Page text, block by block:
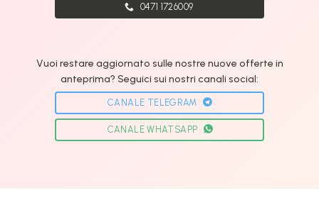
0471 1726009
Vuoi restare aggiornato sulle nostre nuove offerte in
anteprima? Seguici sui nostri canali social:
CANALE TELEGRAM
CANALE WHATSAPP